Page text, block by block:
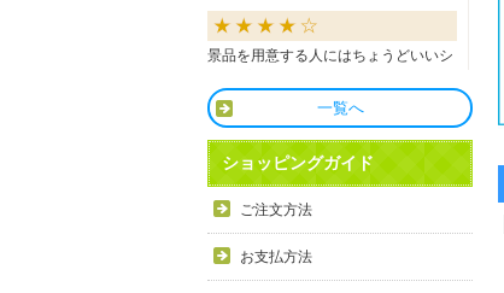
景品を用意する人にはちょうどいいシ
良かったです
商品も直ぐに届き、一つづづ丁寧に梱
まりのビンゴで利用しましたが、みん
な喜んでもらえました。
一覧へ
ショッピングガイド
ご注文方法
お支払方法